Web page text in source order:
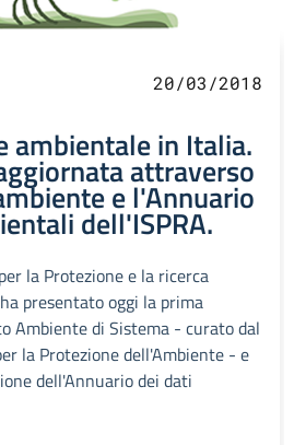
20/03/2018
ambientale in Italia.
attraverso
e l'Annuario
dell'ISPRA.
la Protezione e la ricerca
presentato oggi la prima
Ambiente di Sistema - curato dal
la Protezione dell'Ambiente - e
dell'Annuario dei dati